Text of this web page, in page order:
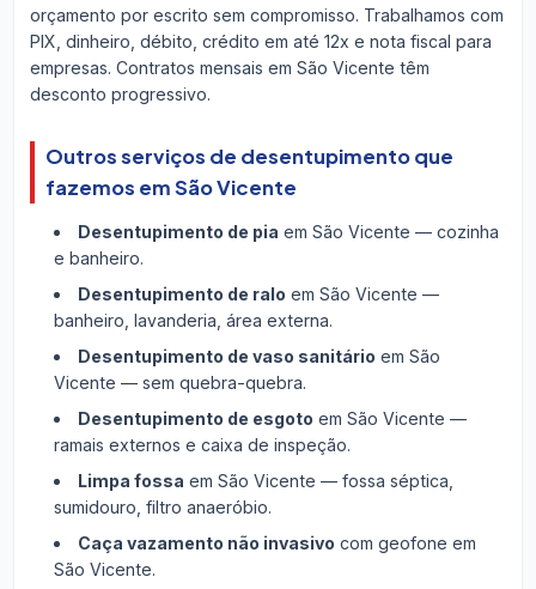
orçamento por escrito sem compromisso. Trabalhamos com
PIX, dinheiro, débito, crédito em até 12x e nota fiscal para
empresas. Contratos mensais em São Vicente têm
desconto progressivo.
Outros serviços de desentupimento que
fazemos em São Vicente
Desentupimento de pia em São Vicente — cozinha
e banheiro.
Desentupimento de ralo em São Vicente —
banheiro, lavanderia, área externa.
Desentupimento de vaso sanitário em São
Vicente — sem quebra-quebra.
Desentupimento de esgoto em São Vicente —
ramais externos e caixa de inspeção.
Limpa fossa em São Vicente — fossa séptica,
sumidouro, filtro anaeróbio.
Caça vazamento não invasivo com geofone em
São Vicente.